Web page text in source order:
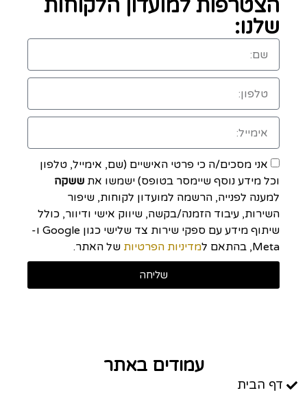
הצטרפות למועדון הלקוחות
שלנו:
אני מסכים/ה כי פרטי האישיים (שם, אימייל, טלפון
וכל מידע נוסף שיימסר בטופס) ישמשו את ששקה
למענה לפנייה, הרשמה למועדון לקוחות, שיפור
השירות, עיבוד הזמנה/בקשה, שיווק אישי ודיוור, כולל
שיתוף מידע עם ספקי שירות צד שלישי כגון Google ו-
Meta, בהתאם ל
מדיניות הפרטיות של האתר.
שליחה
עמודים באתר
דף הבית